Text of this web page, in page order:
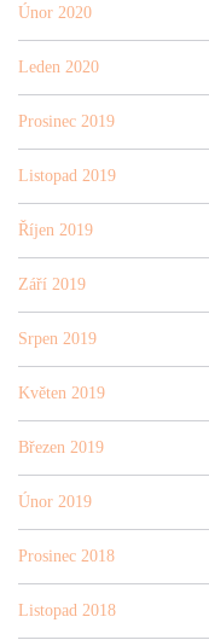
Únor 2020
Leden 2020
Prosinec 2019
Listopad 2019
Říjen 2019
Září 2019
Srpen 2019
Květen 2019
Březen 2019
Únor 2019
Prosinec 2018
Listopad 2018